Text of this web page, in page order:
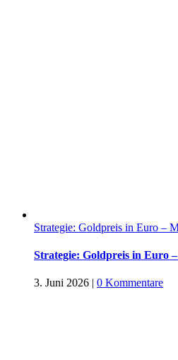
Strategie: Goldpreis in Euro –
Strategie: Goldpreis in Euro
3. Juni 2026 | 0 Kommentare